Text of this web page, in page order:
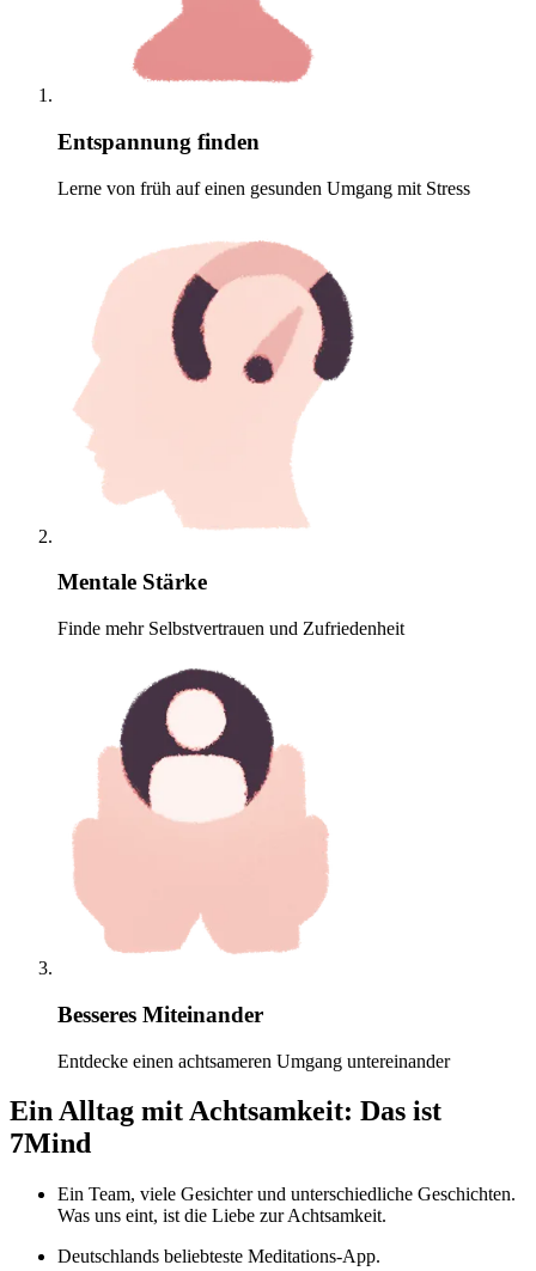
Entspannung finden
Lerne von früh auf einen gesunden Umgang mit Stress
Mentale Stärke
Finde mehr Selbstvertrauen und Zufriedenheit
Besseres Miteinander
Entdecke einen achtsameren Umgang untereinander
Ein Alltag mit Achtsamkeit: Das ist
7Mind
Ein Team, viele Gesichter und unterschiedliche Geschichten.
Was uns eint, ist die Liebe zur Achtsamkeit.
Deutschlands beliebteste Meditations-App.